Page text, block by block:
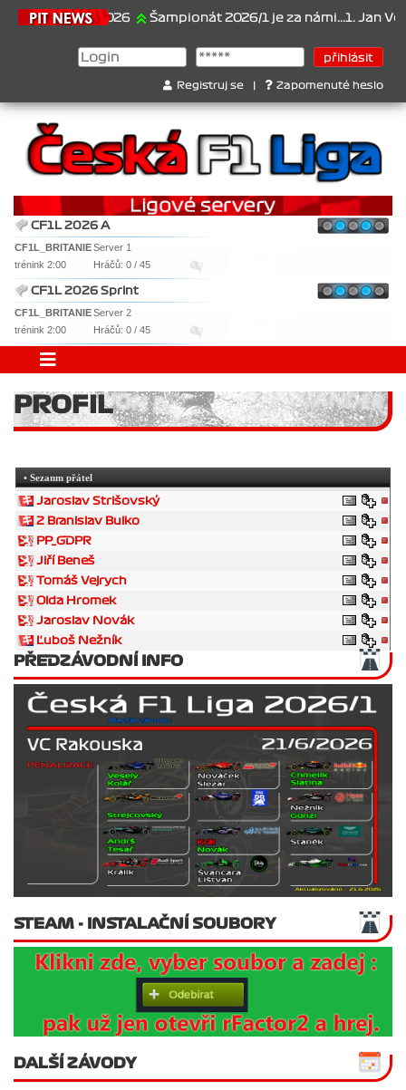
21.6.2026 Šampionát 2026/1 je za námi...1. Jan
Registruj se Zapomenuté heslo
CF1L 2026 A
CF1L_BRITANIEServer 1
trénink 2:00
Hráčů: 0 / 45
CF1L 2026 Sprint
CF1L_BRITANIEServer 2
trénink 2:00
Hráčů: 0 / 45
PROFIL
• Sezanm přátel
Jaroslav Strišovský
2 Branislav Bulko
PP_GDPR
Jiří Beneš
Tomáš Vejrych
Olda Hromek
Jaroslav Novák
Ľuboš Nežník
PŘEDZÁVODNÍ INFO
STEAM - INSTALAČNÍ SOUBORY
DALŠÍ ZÁVODY